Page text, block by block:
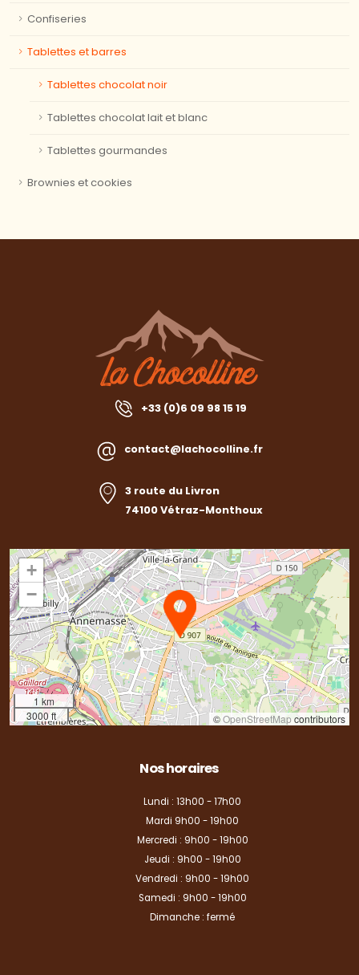
Confiseries
Tablettes et barres
Tablettes chocolat noir
Tablettes chocolat lait et blanc
Tablettes gourmandes
Brownies et cookies
+33 (0)6 09 98 15 19
contact@lachocolline.fr
3 route du Livron
74100 Vétraz-Monthoux
+
−
1 km
3000 ft
©OpenStreetMapcontributors
Nos horaires
Lundi : 13h00 - 17h00
Mardi 9h00 - 19h00
Mercredi : 9h00 - 19h00
Jeudi : 9h00 - 19h00
Vendredi : 9h00 - 19h00
Samedi : 9h00 - 19h00
Dimanche : fermé